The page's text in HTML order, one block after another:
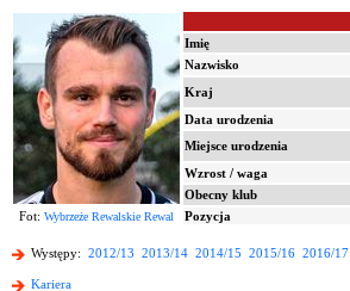
Imię
Nazwisko
Kraj
Data urodzenia
Miejsce urodzenia
Wzrost / waga
Obecny klub
Fot: Wybrzeże Rewalskie Rewal Pozycja
Występy: 2012/13 2013/14 2014/15 2015/16 2016/17
Kariera